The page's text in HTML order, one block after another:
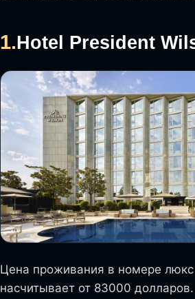
1.Hotel President
Цена проживания в номере
насчитывает от 83000